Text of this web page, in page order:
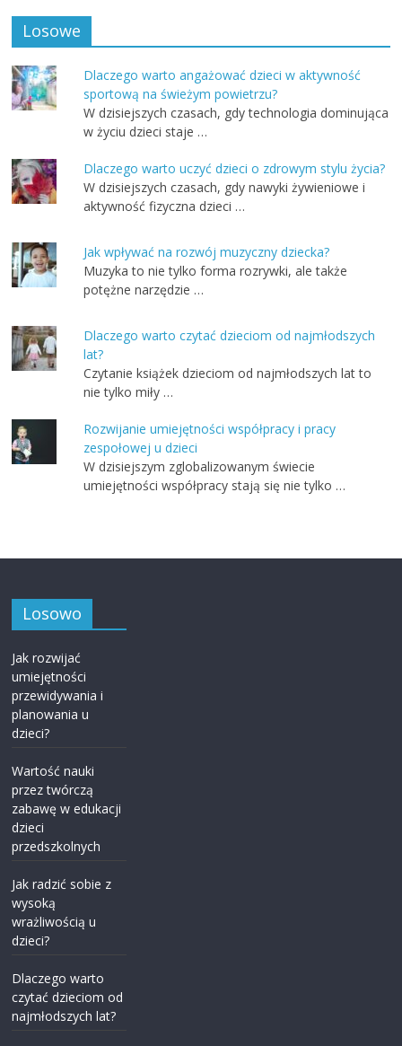
Losowe
Dlaczego warto angażować dzieci w aktywność
sportową na świeżym powietrzu?
W dzisiejszych czasach, gdy technologia dominująca
w życiu dzieci staje …
Dlaczego warto uczyć dzieci o zdrowym stylu życia?
W dzisiejszych czasach, gdy nawyki żywieniowe i
aktywność fizyczna dzieci …
Jak wpływać na rozwój muzyczny dziecka?
Muzyka to nie tylko forma rozrywki, ale także
potężne narzędzie …
Dlaczego warto czytać dzieciom od najmłodszych
lat?
Czytanie książek dzieciom od najmłodszych lat to
nie tylko miły …
Rozwijanie umiejętności współpracy i pracy
zespołowej u dzieci
W dzisiejszym zglobalizowanym świecie
umiejętności współpracy stają się nie tylko …
Losowo
Jak rozwijać
umiejętności
przewidywania i
planowania u
dzieci?
Wartość nauki
przez twórczą
zabawę w edukacji
dzieci
przedszkolnych
Jak radzić sobie z
wysoką
wrażliwością u
dzieci?
Dlaczego warto
czytać dzieciom od
najmłodszych lat?